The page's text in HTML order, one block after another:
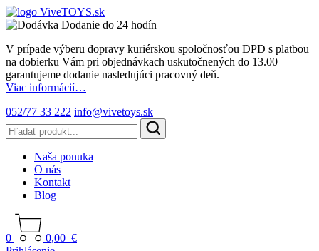
Dodanie do 24 hodín
V prípade výberu dopravy kuriérskou spoločnosťou DPD s platbou
na dobierku Vám pri objednávkach uskutočnených do 13.00
garantujeme dodanie nasledujúci pracovný deň.
Viac informácií…
052/77 33 222 info@vivetoys.sk
Naša ponuka
O nás
Kontakt
Blog
0 0,00 €